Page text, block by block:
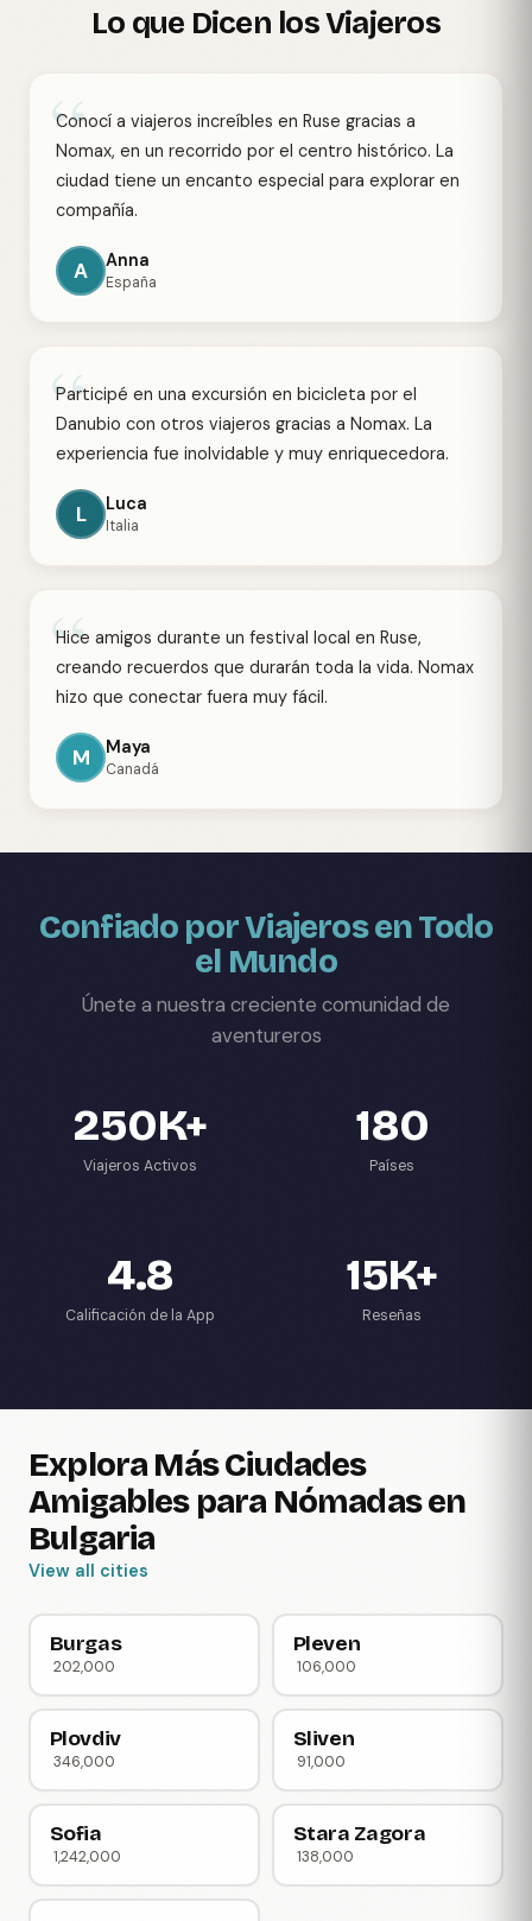
Lo que Dicen los Viajeros
“
Conocí a viajeros increíbles en Ruse gracias a
Nomax, en un recorrido por el centro histórico. La
ciudad tiene un encanto especial para explorar en
compañía.
A Anna
España
“
Participé en una excursión en bicicleta por el
Danubio con otros viajeros gracias a Nomax. La
experiencia fue inolvidable y muy enriquecedora.
L Luca
Italia
“
Hice amigos durante un festival local en Ruse,
creando recuerdos que durarán toda la vida. Nomax
hizo que conectar fuera muy fácil.
M Maya
Canadá
Confiado por Viajeros en Todo
el Mundo
Únete a nuestra creciente comunidad de
aventureros
250K+
Viajeros Activos
180
Países
4.8
Calificación de la App
15K+
Reseñas
Explora Más Ciudades
Amigables para Nómadas en
Bulgaria
View all cities
Burgas
202,000
Pleven
106,000
Plovdiv
346,000
Sliven
91,000
Sofia
1,242,000
Stara Zagora
138,000